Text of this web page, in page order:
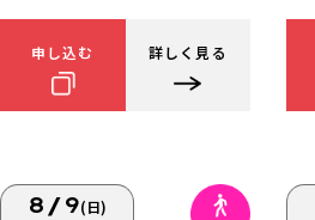
申し込む 詳しく見る
8/9(日)